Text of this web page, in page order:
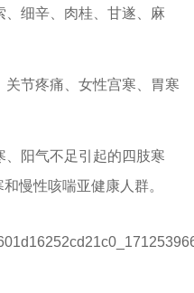
、细辛、肉桂、甘遂、麻
关节疼痛、女性宫寒、胃寒
、阳气不足引起的四肢寒
慢性咳喘亚健康人群。